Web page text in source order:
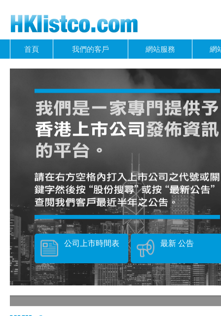
首頁 我們的客戶 網站服務 網
公司上市時間表 最新 公告